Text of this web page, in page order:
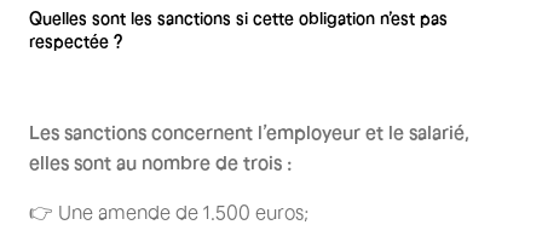
Quelles sont les sanctions si cette obligation n’est pas
respectée ?
Les sanctions concernent l’employeur et le salarié,
elles sont au nombre de trois :
👉 Une amende de 1.500 euros;